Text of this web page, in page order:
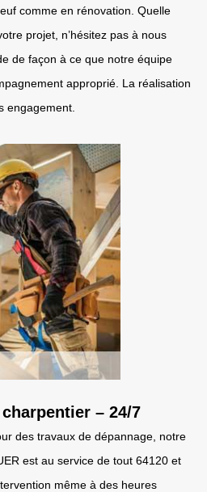
comme en rénovation. Quelle
projet, n’hésitez pas à nous
de façon à ce que notre équipe
approprié. La réalisation
engagement.
– 24/7
des travaux de dépannage, notre
est au service de tout 64120 et
même à des heures